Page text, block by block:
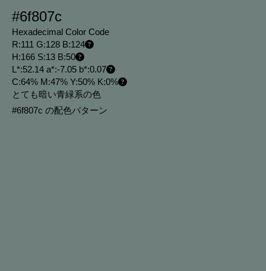
#6f807c
Hexadecimal Color Code
R:111 G:128 B:124
H:166 S:13 B:50
L*:52.14 a*:-7.05 b*:0.07
C:64% M:47% Y:50% K:0%
とても暗い青緑系の色
#6f807c の配色パターン